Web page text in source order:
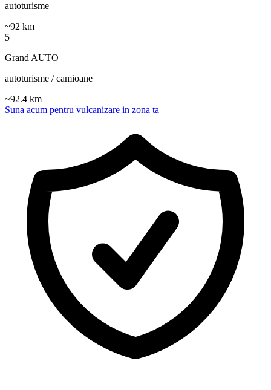
autoturisme
~92 km
5
Grand AUTO
autoturisme / camioane
~92.4 km
Suna acum pentru vulcanizare in zona ta